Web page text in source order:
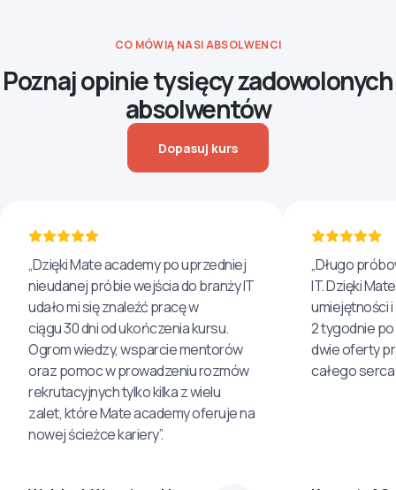
CO MÓWIĄ NASI ABSOLWENCI
Poznaj opinie tysięcy zadowolonych
absolwentów
Dopasuj kurs
„Dzięki Mate academy po uprzedniej
nieudanej próbie wejścia do branży IT
udało mi się znaleźć pracę w
ciągu 30 dni od ukończenia kursu.
Ogrom wiedzy, wsparcie mentorów
oraz pomoc w prowadzeniu rozmów
rekrutacyjnych tylko kilka z wielu
zalet, które Mate academy oferuje na
nowej ścieżce kariery”.
„Długo
IT. Dzięki
umiejętności
2 tygodnie
dwie oferty
całego serca